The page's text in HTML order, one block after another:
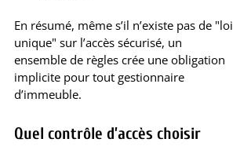
En résumé, même s’il n’existe pas de "loi
unique" sur l’accès sécurisé, un
ensemble de règles crée une obligation
implicite pour tout gestionnaire
d’immeuble.
Quel contrôle d’accès choisir